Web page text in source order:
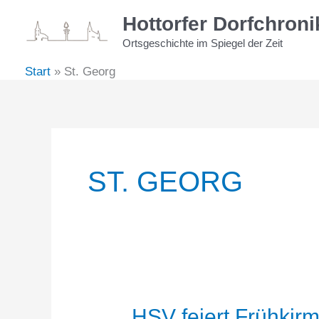
Hottorfer
Ortsgeschichte im Spiegel der Zeit
Start St. Georg
ST. GEORG